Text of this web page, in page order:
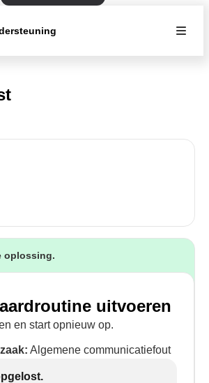
oplossing.
uitvoeren
en start opnieuw op.
Algemene communicatiefout